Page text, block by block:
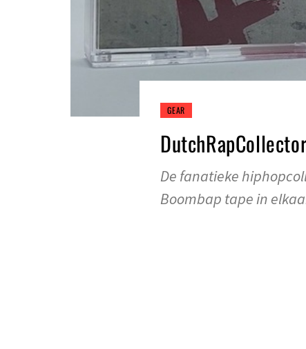
GEAR
De fanatieke
Boombap tape in